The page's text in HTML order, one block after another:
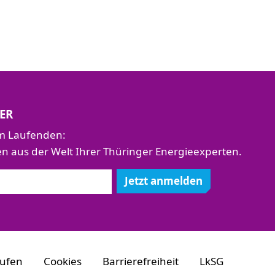
Laufenden:
aus der Welt Ihrer Thüringer Energieexperten.
Jetzt anmelden
Cookies Barrierefreiheit LkSG